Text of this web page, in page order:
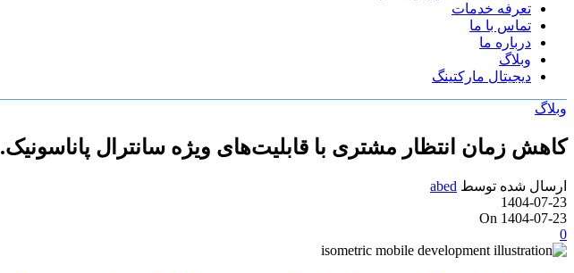
تعرفه خدمات
تماس با ما
درباره ما
وبلاگ
دیجیتال مارکتینگ
وبلاگ
کاهش زمان انتظار مشتری با قابلیت‌های ویژه سانترال پاناسونیک.
ارسال شده توسط abed
1404-07-23
On 1404-07-23
0